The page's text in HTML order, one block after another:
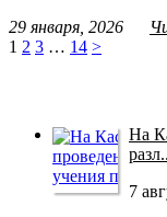
29 января, 2026
1 2 3 … 14 >
На
7